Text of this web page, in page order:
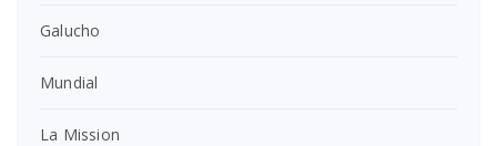
Galucho
Mundial
La Mission